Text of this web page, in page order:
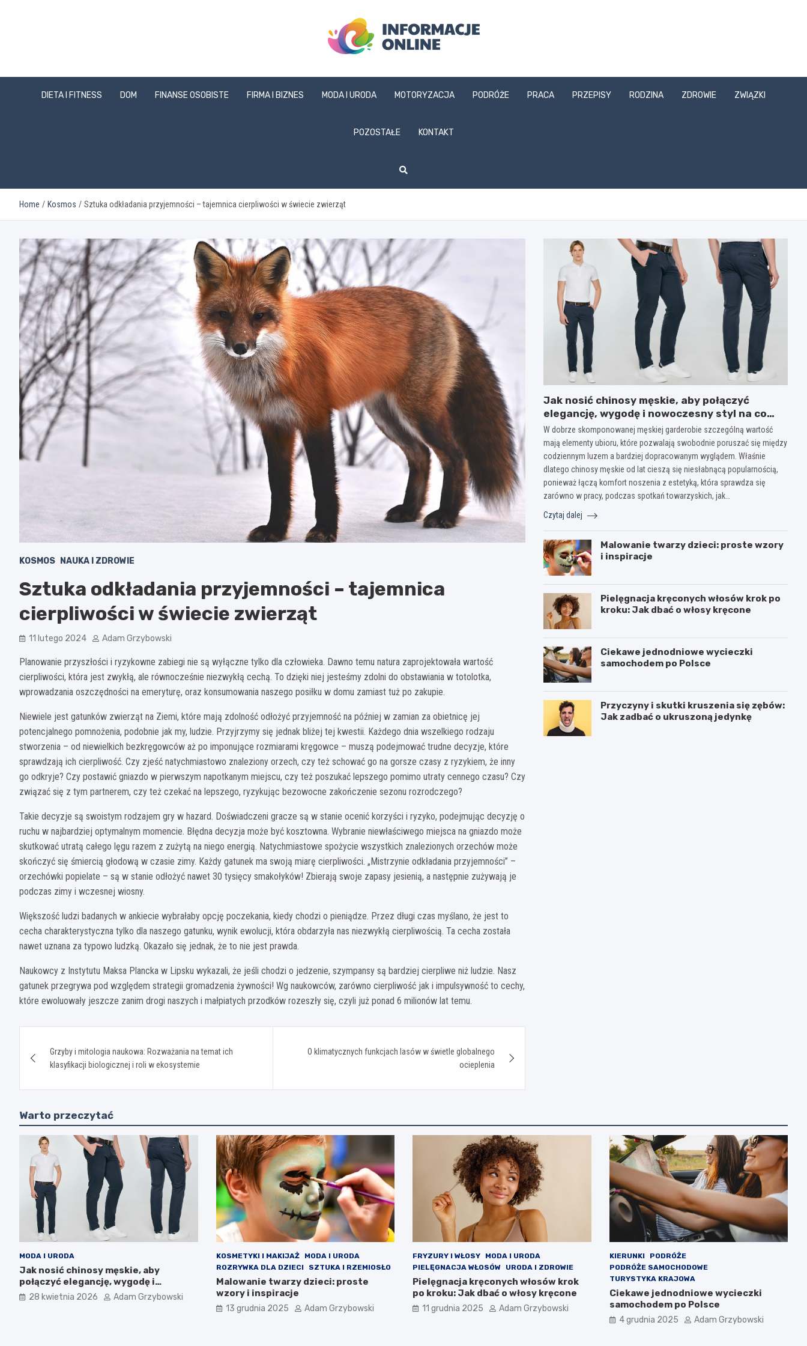
informacjeonline.pl
DIETA I FITNESS DOM FINANSE OSOBISTE FIRMA I BIZNES MODA I URODA MOTORYZACJA PODRÓŻE PRACA PRZEPISY RODZINA ZDROWIE ZWIĄZKI
POZOSTAŁE KONTAKT
Home Kosmos Sztuka odkładania przyjemności – tajemnica cierpliwości w świecie zwierząt
KOSMOS NAUKA I ZDROWIE
Sztuka odkładania przyjemności – tajemnica
cierpliwości w świecie zwierząt
11 lutego 2024 Adam Grzybowski
Planowanie przyszłości i ryzykowne zabiegi nie są wyłączne tylko dla człowieka. Dawno temu natura zaprojektowała wartość
cierpliwości, która jest zwykłą, ale równocześnie niezwykłą cechą. To dzięki niej jesteśmy zdolni do obstawiania w totolotka,
wprowadzania oszczędności na emeryturę, oraz konsumowania naszego posiłku w domu zamiast tuż po zakupie.
Niewiele jest gatunków zwierząt na Ziemi, które mają zdolność odłożyć przyjemność na później w zamian za obietnicę jej
potencjalnego pomnożenia, podobnie jak my, ludzie. Przyjrzymy się jednak bliżej tej kwestii. Każdego dnia wszelkiego rodzaju
stworzenia – od niewielkich bezkręgowców aż po imponujące rozmiarami kręgowce – muszą podejmować trudne decyzje, które
sprawdzają ich cierpliwość. Czy zjeść natychmiastowo znaleziony orzech, czy też schować go na gorsze czasy z ryzykiem, że inny
go odkryje? Czy postawić gniazdo w pierwszym napotkanym miejscu, czy też poszukać lepszego pomimo utraty cennego czasu? Czy
związać się z tym partnerem, czy też czekać na lepszego, ryzykując bezowocne zakończenie sezonu rozrodczego?
Takie decyzje są swoistym rodzajem gry w hazard. Doświadczeni gracze są w stanie ocenić korzyści i ryzyko, podejmując decyzję o
ruchu w najbardziej optymalnym momencie. Błędna decyzja może być kosztowna. Wybranie niewłaściwego miejsca na gniazdo może
skutkować utratą całego lęgu razem z zużytą na niego energią. Natychmiastowe spożycie wszystkich znalezionych orzechów może
skończyć się śmiercią głodową w czasie zimy. Każdy gatunek ma swoją miarę cierpliwości. „Mistrzynie odkładania przyjemności” –
orzechówki popielate – są w stanie odłożyć nawet 30 tysięcy smakołyków! Zbierają swoje zapasy jesienią, a następnie zużywają je
podczas zimy i wczesnej wiosny.
Większość ludzi badanych w ankiecie wybrałaby opcję poczekania, kiedy chodzi o pieniądze. Przez długi czas myślano, że jest to
cecha charakterystyczna tylko dla naszego gatunku, wynik ewolucji, która obdarzyła nas niezwykłą cierpliwością. Ta cecha została
nawet uznana za typowo ludzką. Okazało się jednak, że to nie jest prawda.
Naukowcy z Instytutu Maksa Plancka w Lipsku wykazali, że jeśli chodzi o jedzenie, szympansy są bardziej cierpliwe niż ludzie. Nasz
gatunek przegrywa pod względem strategii gromadzenia żywności! Wg naukowców, zarówno cierpliwość jak i impulsywność to cechy,
które ewoluowały jeszcze zanim drogi naszych i małpiatych przodków rozeszły się, czyli już ponad 6 milionów lat temu.
wpisu
Grzyby i mitologia naukowa: Rozważania na temat ich
klasyfikacji biologicznej i roli w ekosystemie
O klimatycznych funkcjach lasów w świetle globalnego
ocieplenia
Jak nosić chinosy męskie, aby połączyć
elegancję, wygodę i nowoczesny styl na co
dzień?
W dobrze skomponowanej męskiej garderobie szczególną wartość
mają elementy ubioru, które pozwalają swobodnie poruszać się między
codziennym luzem a bardziej dopracowanym wyglądem. Właśnie
dlatego chinosy męskie od lat cieszą się niesłabnącą popularnością,
ponieważ łączą komfort noszenia z estetyką, która sprawdza się
zarówno w pracy, podczas spotkań towarzyskich, jak…
Czytaj dalej
Malowanie twarzy dzieci: proste wzory
i inspiracje
Pielęgnacja kręconych włosów krok po
kroku: Jak dbać o włosy kręcone
Ciekawe jednodniowe wycieczki
samochodem po Polsce
Przyczyny i skutki kruszenia się zębów:
Jak zadbać o ukruszoną jedynkę
Warto przeczytać
MODA I URODA
Jak nosić chinosy męskie, aby
połączyć elegancję, wygodę i
nowoczesny styl na co dzień?
28 kwietnia 2026 Adam Grzybowski
KOSMETYKI I MAKIJAŻ
MODA I URODA
ROZRYWKA DLA DZIECI
SZTUKA I RZEMIOSŁO
Malowanie twarzy dzieci: proste
wzory i inspiracje
13 grudnia 2025 Adam Grzybowski
FRYZURY I WŁOSY
MODA I URODA
PIELĘGNACJA WŁOSÓW
URODA I ZDROWIE
Pielęgnacja kręconych włosów krok
po kroku: Jak dbać o włosy kręcone
11 grudnia 2025 Adam Grzybowski
KIERUNKI
PODRÓŻE
PODRÓŻE SAMOCHODOWE
TURYSTYKA KRAJOWA
Ciekawe jednodniowe wycieczki
samochodem po Polsce
4 grudnia 2025 Adam Grzybowski